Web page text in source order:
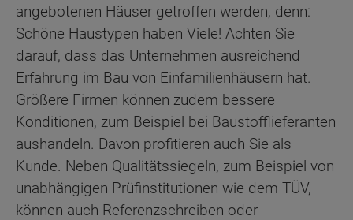
angebotenen Häuser getroffen werden, denn:
Schöne Haustypen haben Viele! Achten Sie
darauf, dass das Unternehmen ausreichend
Erfahrung im Bau von Einfamilienhäusern hat.
Größere Firmen können zudem bessere
Konditionen, zum Beispiel bei Baustofflieferanten
aushandeln. Davon profitieren auch Sie als
Kunde. Neben Qualitätssiegeln, zum Beispiel von
unabhängigen Prüfinstitutionen wie dem TÜV,
können auch Referenzschreiben oder